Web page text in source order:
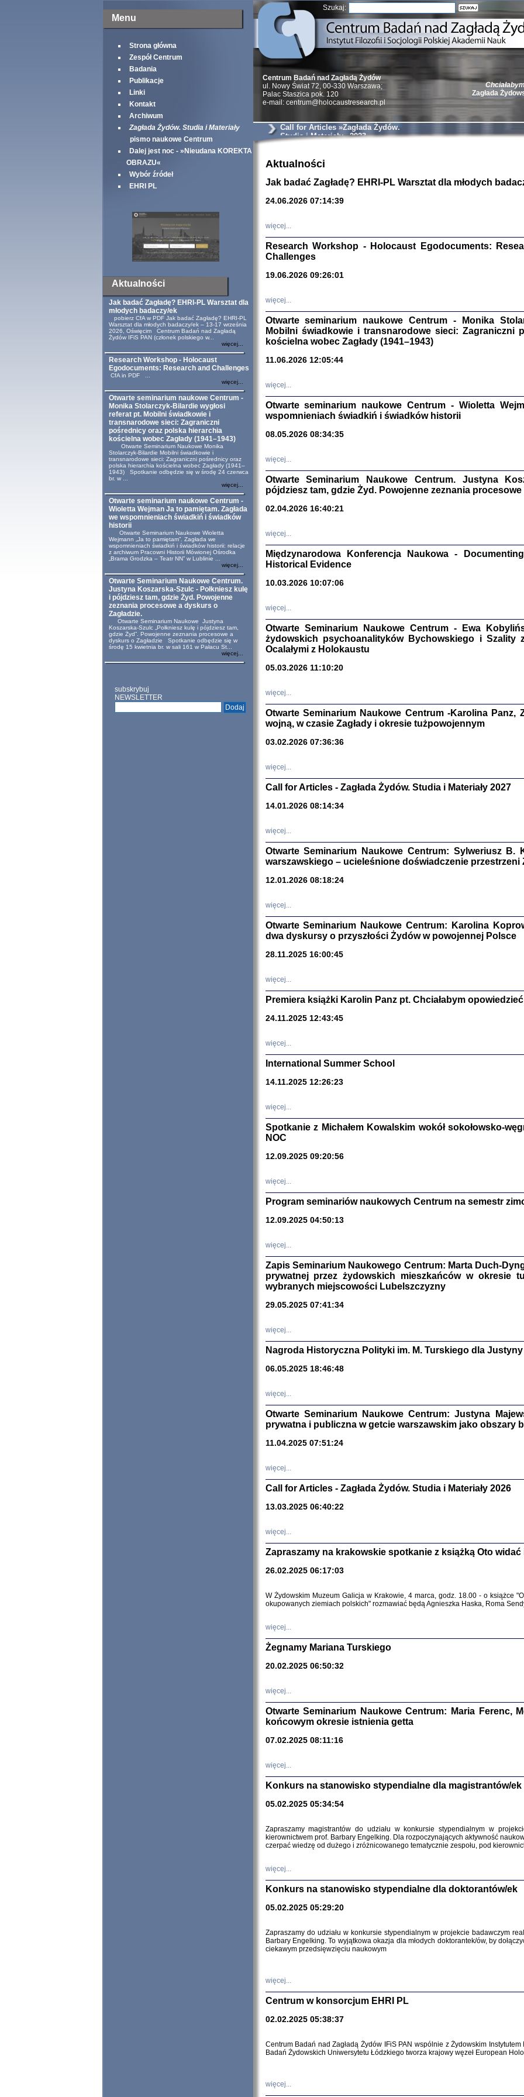
Menu
Strona główna
Zespół Centrum
Badania
Publikacje
Linki
Kontakt
Archiwum
Zagłada Żydów. Studia i Materiały
pismo naukowe Centrum
Dalej jest noc - »Nieudana KOREKTA
OBRAZU«
Wybór źródeł
EHRI PL
Aktualności
Jak badać Zagładę? EHRI-PL Warsztat dla
młodych badaczy/ek
pobierz CfA w PDF Jak badać Zagładę? EHRI-PL
Warsztat dla młodych badaczy/ek – 13-17 września
2026, Oświęcim Centrum Badań nad Zagładą
Żydów IFiS PAN (członek polskiego w...
więcej...
Research Workshop - Holocaust
Egodocuments: Research and Challenges
CfA in PDF ...
więcej...
Otwarte seminarium naukowe Centrum -
Monika Stolarczyk-Bilardie wygłosi
referat pt. Mobilni świadkowie i
transnarodowe sieci: Zagraniczni
pośrednicy oraz polska hierarchia
kościelna wobec Zagłady (1941–1943)
Otwarte Seminarium Naukowe Monika
Stolarczyk-Bilardie Mobilni świadkowie i
transnarodowe sieci: Zagraniczni pośrednicy oraz
polska hierarchia kościelna wobec Zagłady (1941–
1943) Spotkanie odbędzie się w środę 24 czerwca
br. w ...
więcej...
Otwarte seminarium naukowe Centrum -
Wioletta Wejman Ja to pamiętam. Zagłada
we wspomnieniach świadkiń i świadków
historii
Otwarte Seminarium Naukowe Wioletta
Wejmann „Ja to pamiętam”. Zagłada we
wspomnieniach świadkiń i świadków historii: relacje
z archiwum Pracowni Historii Mówionej Ośrodka
„Brama Grodzka – Teatr NN” w Lublinie ...
więcej...
Otwarte Seminarium Naukowe Centrum.
Justyna Koszarska-Szulc - Połkniesz kulę
i pójdziesz tam, gdzie Żyd. Powojenne
zeznania procesowe a dyskurs o
Zagładzie.
Otwarte Seminarium Naukowe Justyna
Koszarska-Szulc „Połkniesz kulę i pójdziesz tam,
gdzie Żyd”. Powojenne zeznania procesowe a
dyskurs o Zagładzie Spotkanie odbędzie się w
środę 15 kwietnia br. w sali 161 w Pałacu St...
więcej...
subskrybuj
NEWSLETTER
Szukaj:
Zagłada
Natalia Aleksiun,
Deborah Dash
Turski, Laurence
Warszawa
nr 17, R.
Warszawa
NIE WIEMY CO
Dziennik
Moszek Baum, oprac.
Zagłada
Studia i
'z
Józef Zelkowicz,
CZYTAJĄC
Dziennik
Zagłada
Studia i
Warszawa
TYLEŚMY
Dziennik
Warszawie
oprac. i
SNY
SZCZĘŚCIE
Losy kobiet
Centrum Badań nad Zagładą Żydów
ul. Nowy Świat 72, 00-330 Warszawa;
Palac Staszica pok. 120
e-mail: centrum@holocaustresearch.pl
Call for Articles »Zagłada Żydów.
Studia i Materiały« 2023
Aktualności
Jak badać Zagładę? EHRI-PL Warsztat dla młodych
24.06.2026 07:14:39
więcej...
Research Workshop - Holocaust Egodocuments:
Challenges
19.06.2026 09:26:01
więcej...
Otwarte seminarium naukowe Centrum - Monika
Mobilni świadkowie i transnarodowe sieci: Zagraniczni
kościelna wobec Zagłady (1941–1943)
11.06.2026 12:05:44
więcej...
Otwarte seminarium naukowe Centrum - Wioletta
wspomnieniach świadkiń i świadków historii
08.05.2026 08:34:35
więcej...
Otwarte Seminarium Naukowe Centrum. Justyna
pójdziesz tam, gdzie Żyd. Powojenne zeznania procesowe
02.04.2026 16:40:21
więcej...
Międzynarodowa Konferencja Naukowa -
Historical Evidence
10.03.2026 10:07:06
więcej...
Otwarte Seminarium Naukowe Centrum - Ewa
żydowskich psychoanalityków Bychowskiego i
Ocalałymi z Holokaustu
05.03.2026 11:10:20
więcej...
Otwarte Seminarium Naukowe Centrum -Karolina Panz,
wojną, w czasie Zagłady i okresie tużpowojennym
03.02.2026 07:36:36
więcej...
Call for Articles - Zagłada Żydów. Studia i Materiały 2027
14.01.2026 08:14:34
więcej...
Otwarte Seminarium Naukowe Centrum: Sylweriusz B.
warszawskiego – ucieleśnione doświadczenie przestrzeni
12.01.2026 08:18:24
więcej...
Otwarte Seminarium Naukowe Centrum: Karolina
dwa dyskursy o przyszłości Żydów w powojennej Polsce
28.11.2025 16:00:45
więcej...
Premiera książki Karolin Panz pt. Chciałabym
24.11.2025 12:43:45
więcej...
International Summer School
14.11.2025 12:26:23
więcej...
Spotkanie z Michałem Kowalskim wokół sokołowsko-
NOC
12.09.2025 09:20:56
więcej...
Program seminariów naukowych Centrum na semestr
12.09.2025 04:50:13
więcej...
Zapis Seminarium Naukowego Centrum: Marta Duch-
prywatnej przez żydowskich mieszkańców w okresie
wybranych miejscowości Lubelszczyzny
29.05.2025 07:41:34
więcej...
Nagroda Historyczna Polityki im. M. Turskiego dla
06.05.2025 18:46:48
więcej...
Otwarte Seminarium Naukowe Centrum: Justyna
prywatna i publiczna w getcie warszawskim jako obszary
11.04.2025 07:51:24
więcej...
Call for Articles - Zagłada Żydów. Studia i Materiały 2026
13.03.2025 06:40:22
więcej...
Zapraszamy na krakowskie spotkanie z książką Oto widać
26.02.2025 06:17:03
W Żydowskim Muzeum Galicja w Krakowie, 4 marca, godz. 18.00 - o książce
okupowanych ziemiach polskich" rozmawiać będą Agnieszka Haska, Roma
więcej...
Żegnamy Mariana Turskiego
20.02.2025 06:50:32
więcej...
Otwarte Seminarium Naukowe Centrum: Maria Ferenc,
końcowym okresie istnienia getta
07.02.2025 08:11:16
więcej...
Konkurs na stanowisko stypendialne dla magistrantów/ek
05.02.2025 05:34:54
Zapraszamy magistrantów do udziału w konkursie stypendialnym w
kierownictwem prof. Barbary Engelking. Dla rozpoczynających aktywność
czerpać wiedzę od dużego i zróżnicowanego tematycznie zespołu, pod
więcej...
Konkurs na stanowisko stypendialne dla doktorantów/ek
05.02.2025 05:29:20
Zapraszamy do udziału w konkursie stypendialnym w projekcie badawczym
Barbary Engelking. To wyjątkowa okazja dla młodych doktorantek/ów, by
ciekawym przedsięwzięciu naukowym
więcej...
Centrum w konsorcjum EHRI PL
02.02.2025 05:38:37
Centrum Badań nad Zagładą Żydów IFiS PAN wspólnie z Żydowskim
Badań Żydowskich Uniwersytetu Łódzkiego tworza krajowy węzeł European
więcej...